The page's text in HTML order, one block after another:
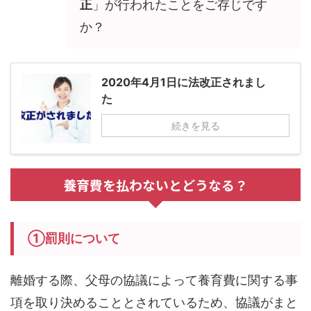
正 」が行われたことをご存じです
か？
2020年4月1日に法改正されまし
た
続きを見る
養育費を払わないとどうなる？
①罰則について
離婚する際、父母の協議によって養育費に関する事
項を取り決めることとされているため、協議がまと